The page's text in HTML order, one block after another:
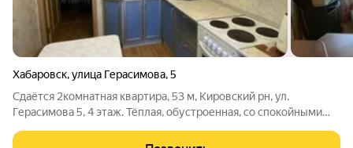
Хабаровск,улица Герасимова,5
Сдаётся 2комнатная квартира, 53 м, Кировский рн, ул.
Герасимова 5, 4 этаж. Тёплая, обустроенная, со спокойными
кровать, диван, кресло, журнальный столик, компьютерный